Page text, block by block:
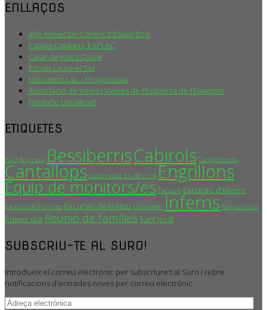
ENLLAÇOS
40è Aniversari Centre d'Esplai Boix
Esplais Catalans, ESPLAC
Casal de Joves Queix
Escola Lliure el Sol
Moviment Laic i Progressista
Associació de Veïns i Veïnes de l’Esquerra de l’Eixample
Projecte Localitza’t
ETIQUETES
AGO Any nou! BessiberrisCabirols Campaments
Cantallops Castanyada Els 40 cims Engrillons
Equip de monitors/es Excursió Excursió d'Hivern
Excursió de Famílies Excursió de la Neu Halloween Inferns Konjuntivitis
Primer dia! Reunió de famílies Sant Jordi
SUBSCRIU-TE AL SURO!
Introdueix el correu electrònic per subscriure't al Suro i rebre
notificacions d'entrades noves per correu electrònic.
Adreça